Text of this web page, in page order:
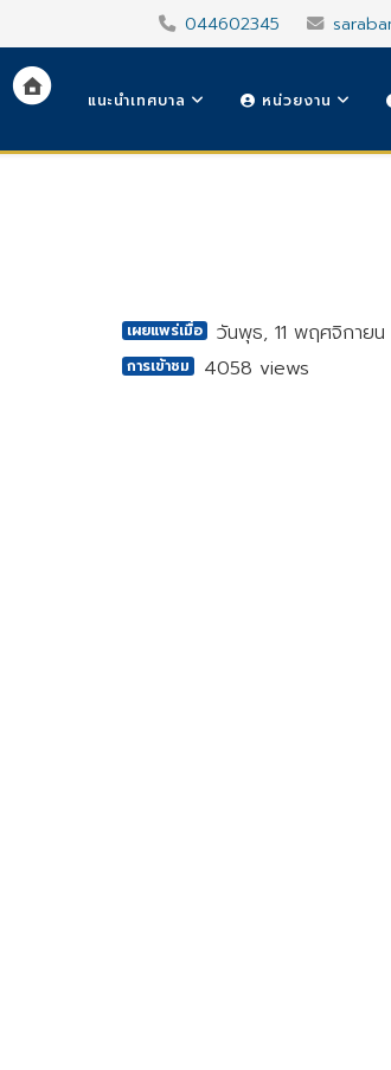
044602345
แนะนำเทศบาล หน่วยงาน
เผยแพร่เมื่อ วันพุธ, 11 พฤศจิกาย
การเข้าชม 4058 views